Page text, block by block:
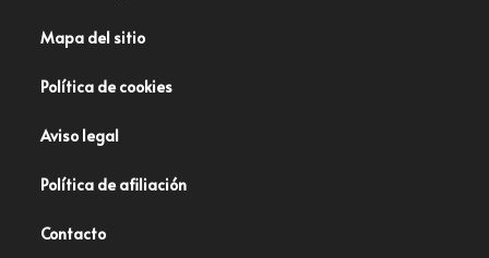
Mapa del sitio
Política de cookies
Aviso legal
Política de afiliación
Contacto